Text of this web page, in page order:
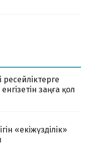
заңға қол
«екіжүзділік»